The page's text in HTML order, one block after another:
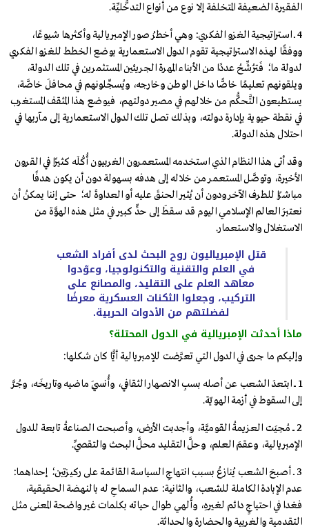
الفقيرة الضعيفة المتخلفة إلا نوع من أنواع التدخُّليِّة.
4 ــ استراتيجية الغزو الفكري: وهي أخطرُ صور الإمبريالية وأكثرها شيوعًا،
ووفقًا لهذه الاستراتيجية تقوم الدول الاستعمارية بوضع الخطط للغزو الفكري
لدولة ما؛ فَتُرَشِّحُ عددًا من الأبناء المهرة الجريئين المستثمرين في تلك الدولة،
ويلقونهم تعليمًا خاصًّا داخل الوطن وخارجه، ويُسجِّلونهم في محافلَ خاصَّة،
يستطيعون التَّحكُّم من خلالهم في مصير دولتهم، فيوضع هذا المثقف المستغرب
في نقطة حيوية بإدارة دولته، وبذلك تصل تلك الدول الاستعمارية إلى مآربها في
احتلال هذه الدولة.
وقد أتى هذا النظام الذي استخدمه المستعمرون الغربيون أُكُلَه كثيرًا في القرون
الأخيرة، وتوصَّل المستعمر من خلاله إلى هدفه بسهولة دون أن يكون هدفًا
مباشرًا للطرف الآخر ودون أن يُثير الحنقَ عليه أو العداوةَ له؛ حتى إننا يمكنُ أن
نعتبرَ العالم الإسلامي اليوم قد سقطَ إلى حدٍّ كبير في مثل هذه الهوَّة من
الاستغلال والاستعمار.
قتل الإمبرياليون روح البحث لدى أفراد الشعب
في العلم والتقنية والتكنولوجيا، وعوّدوا
معاهد العلم على التقليد، والمصانع على
التركيب، وجعلوا الثكنات العسكرية معرضًا
لفضلتهم من الأدوات الحربية.
ماذا أحدثت الإمبريالية في الدول المحتلة؟
وإليكم ما جرى في الدول التي تعرَّضت للإمبريالية أيًّا كان شكلها:
1 ـــ ابتعدَ الشعب عن أصله بسبِ الانصهار الثقافي، وأُنسِيَ ماضيه وتاريخَه، وجُرَّ
إلى السقوط في أزمة الهويّة.
2 ـــ مُحِيَت العزيمةُ القوميَّة، وأجدبت الأرض، وأصبحت الصناعةُ تابعة للدول
الإمبريالية، وعقمَ العلم، وحلَّ التقليد محلَّ البحث والتقصِّي.
3 ــ أصبحَ الشعب يُنازعُ بسبب انتهاجِ السياسة القائمة على ركيزتين؛ إحداهما:
عدم الإبادة الكاملة للشعب، والثانية: عدم السماحِ له بالنهضة الحقيقية،
فغدا في احتياجٍ دائم لغيرِهِ، وأُلهي طوال حياته بكلمات غير واضحة المعنى مثل
التقدمية والغربية والحضارة والحداثة.